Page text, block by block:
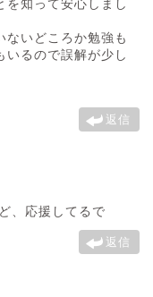
を知って安心しまし
ないどころか勉強も
いるので誤解が少し
返信
、応援してるで
返信